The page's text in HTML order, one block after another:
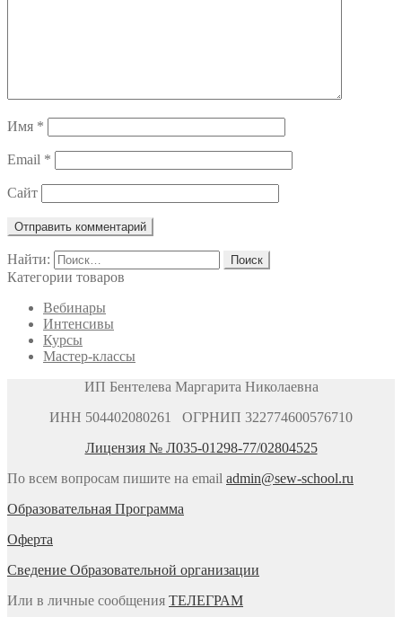
Имя *
Email *
Сайт
Найти:
Категории товаров
Вебинары
Интенсивы
Курсы
Мастер-классы
ИП Бентелева Маргарита Николаевна
ИНН 504402080261 ОГРНИП 322774600576710
Лицензия № Л035-01298-77/02804525
По всем вопросам пишите на email admin@sew-school.ru
Образовательная Программа
Оферта
Сведение Образовательной организации
Или в личные сообщения ТЕЛЕГРАМ